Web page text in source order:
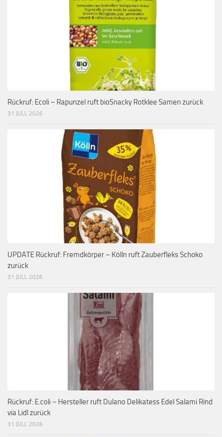
Rückruf: Ecoli – Rapunzel ruft bioSnacky Rotklee Samen zurück
31 JULI, 2026
UPDATE Rückruf: Fremdkörper – Kölln ruft Zauberfleks Schoko
zurück
31 JULI, 2026
Rückruf: E.coli – Hersteller ruft Dulano Delikatess Edel Salami Rind
via Lidl zurück
31 JULI, 2026